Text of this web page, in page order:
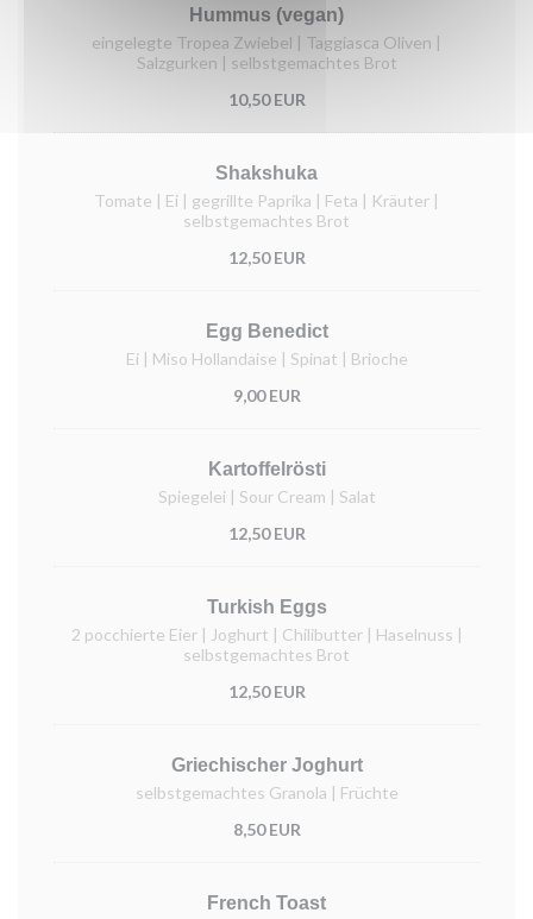
Hummus (vegan)
eingelegte Tropea Zwiebel | Taggiasca Oliven |
Salzgurken | selbstgemachtes Brot
10,50 EUR
Shakshuka
Tomate | Ei | gegrillte Paprika | Feta | Kräuter |
selbstgemachtes Brot
12,50 EUR
Egg Benedict
Ei | Miso Hollandaise | Spinat | Brioche
9,00 EUR
Kartoffelrösti
Spiegelei | Sour Cream | Salat
12,50 EUR
Turkish Eggs
2 pocchierte Eier | Joghurt | Chilibutter | Haselnuss |
selbstgemachtes Brot
12,50 EUR
Griechischer Joghurt
selbstgemachtes Granola | Früchte
8,50 EUR
French Toast